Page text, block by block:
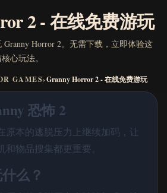
2 - 在线免费游玩
Horror 2。无需下载，立即体验这
心玩法。
GAMES›Granny Horror 2 - 在线免费游玩
恐怖 2
原本的逃脱压力上继续加码，让
物品搜集都更重要。
么？